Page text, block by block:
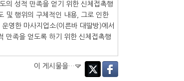
의 성적 만족을 얻기 위한 신체접촉행
및 행위의 구체적인 내용, 그로 인한
영한 마사지업소(이른바 대딸방)에서
만족을 얻도록 하기 위한 신체접촉행
이 게시물을…